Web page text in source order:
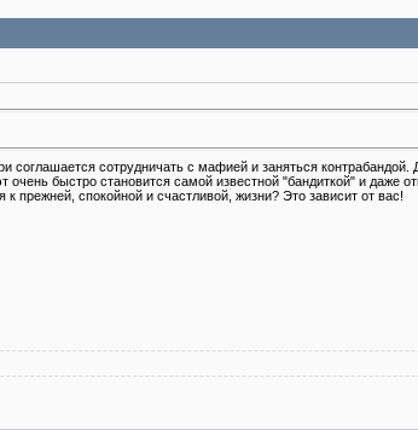
соглашается сотрудничать с мафией и заняться контрабандой.
быстро становится самой известной "бандиткой" и даже
прежней, спокойной и счастливой, жизни? Это зависит от вас!